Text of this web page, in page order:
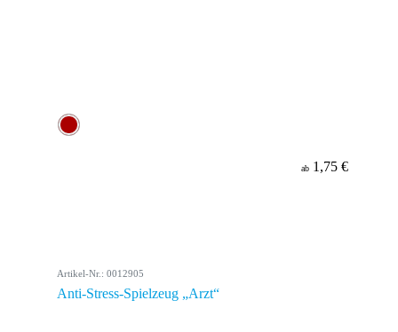
ab 1,75 €
Artikel-Nr.: 0012905
Anti-Stress-Spielzeug „Arzt“